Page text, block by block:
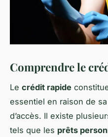
Comprendre le
Le crédit rapide
essentiel en raison de
d’accès. Il existe
tels que les prêts